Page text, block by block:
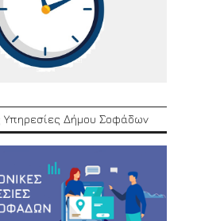
Υπηρεσίες Δήμου Σοφάδων